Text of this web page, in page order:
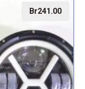
Br241.00